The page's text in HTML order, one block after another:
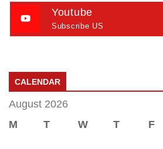
Youtube
Subscribe US
CALENDAR
August 2026
M
T W T F